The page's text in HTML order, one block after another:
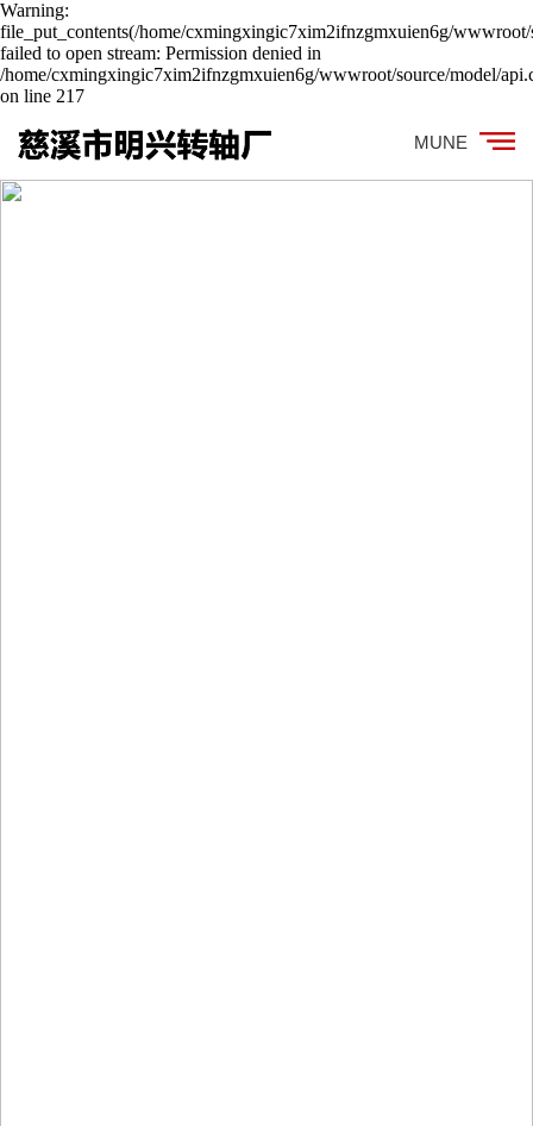
Warning:
file_put_contents(/home/cxmingxingic7xim2ifnzgmxuien6g/wwwroot/
failed to open stream: Permission denied in
/home/cxmingxingic7xim2ifnzgmxuien6g/wwwroot/source/model/
on line 217
MUNE